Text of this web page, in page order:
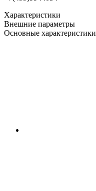
Характеристики
Внешние параметры
Основные характеристики